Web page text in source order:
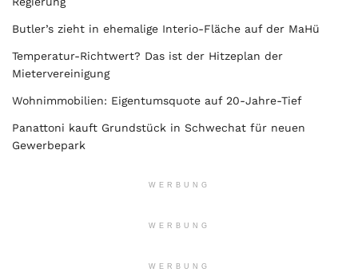
Butler’s zieht in ehemalige Interio-Fläche auf der MaHü
Temperatur-Richtwert? Das ist der Hitzeplan der
Mietervereinigung
Wohnimmobilien: Eigentumsquote auf 20-Jahre-Tief
Panattoni kauft Grundstück in Schwechat für neuen
Gewerbepark
WERBUNG
WERBUNG
WERBUNG